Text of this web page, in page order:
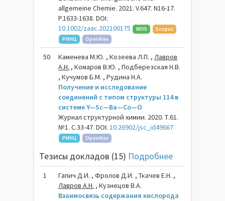
allgemeine Chemie. 2021. V.647. N16-17.
P.1633-1638. DOI:
10.1002/zaac.202100175
WOS
Scopus
РИНЦ
OpenAlex
50 Каменева М.Ю. , Козеева Л.П. ,Лавров
А.Н. , Комаров В.Ю. , Подберезская Н.В.
, Кучумов Б.М. , Рудина Н.А.
Получение и исследование
соединений с типом структуры 114 в
системе Y—Sc—Ba—Co—O
Журнал структурной химии. 2020. Т.61.
№1. С.33-47. DOI:10.26902/jsc_id49667
РИНЦ OpenAlex
Тезисы докладов (15) Подробнее
1
Гапич Д.И. , Фролов Д.И. , Ткачев Е.Н. ,
Лавров А.Н. , Кузнецов В.А.
Взаимосвязь содержания кислорода